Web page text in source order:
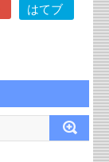
はてブ